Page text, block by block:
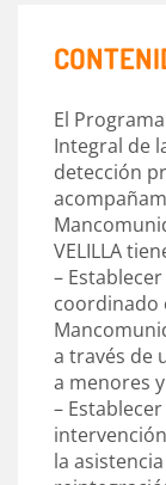
El
Integral de
detección
VELILLA
–
coordinado
a través de
a menores
–
la